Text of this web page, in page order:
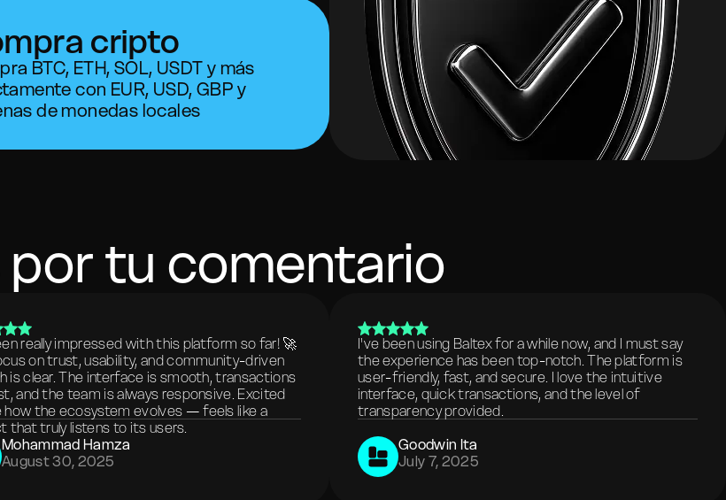
cripto
BTC, ETH, SOL, USDT y más
con EUR, USD, GBP y
de monedas locales
por tu comentario
really impressed with this platform so far! 🚀
on trust, usability, and community-driven
is clear. The interface is smooth, transactions
and the team is always responsive. Excited
how the ecosystem evolves — feels like a
that truly listens to its users.
Mohammad Hamza
August 30, 2025
I've been using Baltex for a while now, and I must say
the experience has been top-notch. The platform is
user-friendly, fast, and secure. I love the intuitive
interface, quick transactions, and the level of
transparency provided.
Goodwin Ita
July 7, 2025